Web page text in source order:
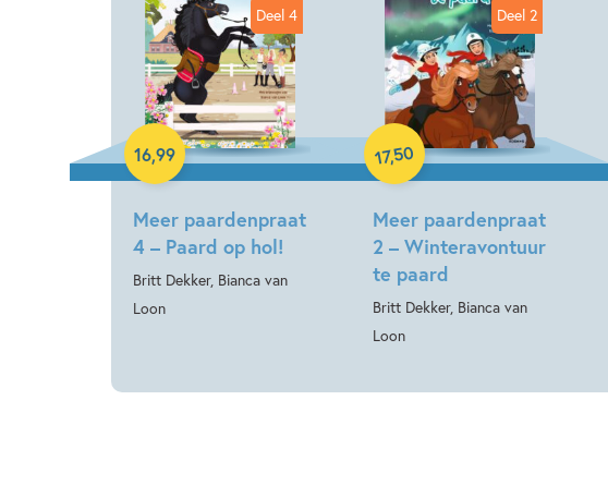
Deel 4
Meer paardenpraat
4 – Paard op hol!
Britt Dekker, Bianca van
Loon
16,99
Hardcover
Deel 2
Meer paardenpraat
2 – Winteravontuur
te paard
Britt Dekker, Bianca van
Loon
17,50
Hardcover